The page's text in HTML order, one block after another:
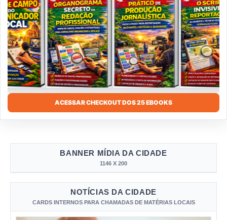
ACESSAR CHECKOUT DOS 25 EBOOKS
BANNER MÍDIA DA CIDADE
1146 X 200
NOTÍCIAS DA CIDADE
CARDS INTERNOS PARA CHAMADAS DE MATÉRIAS LOCAIS